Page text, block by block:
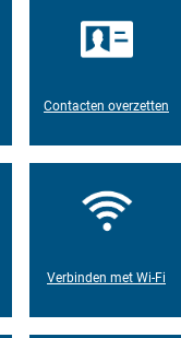
Contacten overzetten
Verbinden met Wi-Fi